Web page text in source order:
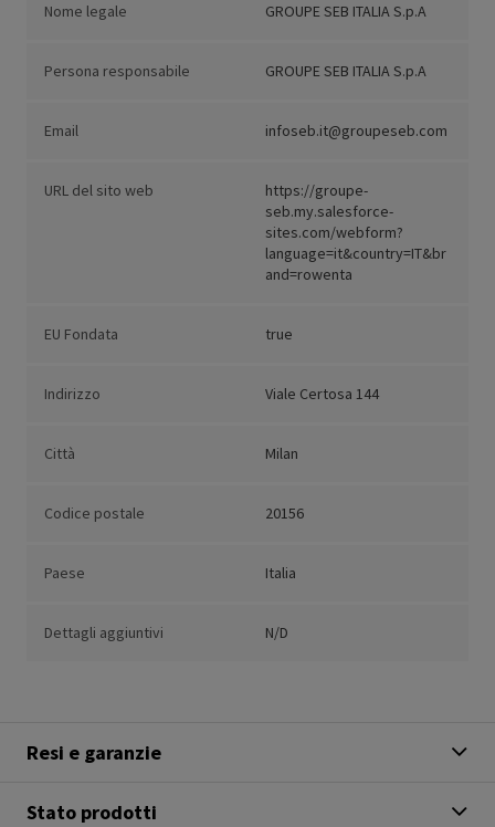
Nome legale GROUPE SEB ITALIA S.p.A
Persona responsabile GROUPE SEB ITALIA S.p.A
Email infoseb.it@groupeseb.com
URL del sito web
https://groupe-
seb.my.salesforce-
sites.com/webform?
language=it&country=IT&br
and=rowenta
EU Fondata true
Indirizzo Viale Certosa 144
Città Milan
Codice postale 20156
Paese Italia
Dettagli aggiuntivi N/D
Resi e garanzie
Stato prodotti